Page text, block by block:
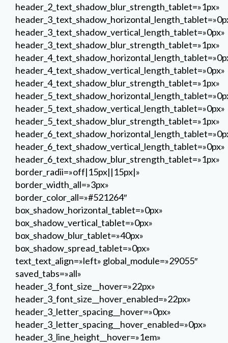
header_2_text_shadow_blur_strength_tablet=»1px»
header_3_text_shadow_vertical_length_tablet=»0px»
header_3_text_shadow_blur_strength_tablet=»1px»
header_4_text_shadow_vertical_length_tablet=»0px»
header_4_text_shadow_blur_strength_tablet=»1px»
header_5_text_shadow_vertical_length_tablet=»0px»
header_5_text_shadow_blur_strength_tablet=»1px»
header_6_text_shadow_vertical_length_tablet=»0px»
header_6_text_shadow_blur_strength_tablet=»1px»
border_radii=»off|15px||15px|»
border_width_all=»3px»
border_color_all=»#521264″
box_shadow_horizontal_tablet=»0px»
box_shadow_vertical_tablet=»0px»
box_shadow_blur_tablet=»40px»
box_shadow_spread_tablet=»0px»
text_text_align=»left» global_module=»29055″
saved_tabs=»all»
header_3_font_size__hover=»22px»
header_3_font_size__hover_enabled=»22px»
header_3_letter_spacing__hover=»0px»
header_3_letter_spacing__hover_enabled=»0px»
header_3_line_height__hover=»1em»